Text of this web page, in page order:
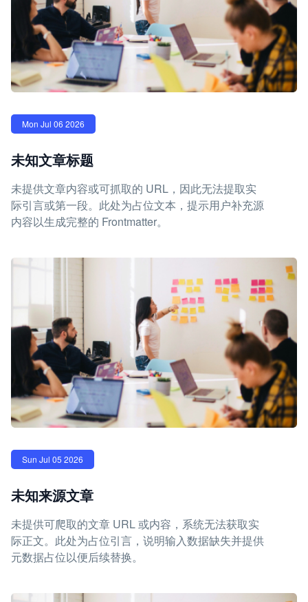
Mon Jul 06 2026
未知文章标题
未提供文章内容或可抓取的 URL，因此无法提取实
际引言或第一段。此处为占位文本，提示用户补充源
内容以生成完整的 Frontmatter。
Sun Jul 05 2026
未知来源文章
未提供可爬取的文章 URL 或内容，系统无法获取实
际正文。此处为占位引言，说明输入数据缺失并提供
元数据占位以便后续替换。